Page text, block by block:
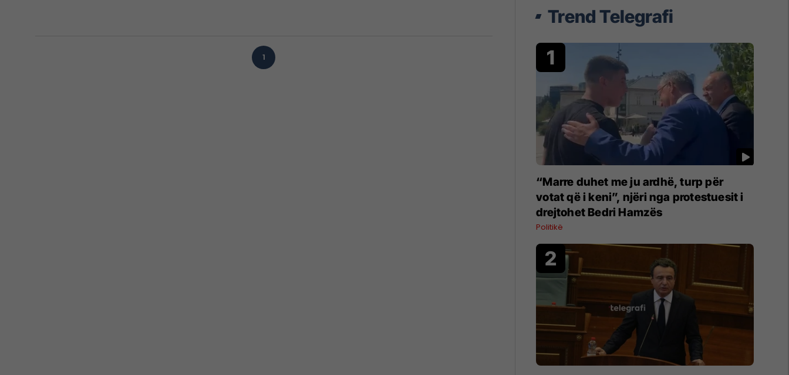
1
Trend Telegrafi
“Marre duhet me ju ardhë, turp për
votat që i keni”, njëri nga protestuesit i
drejtohet Bedri Hamzës
Politikë